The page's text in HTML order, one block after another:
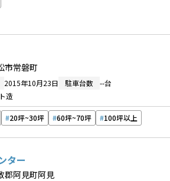
市常磐町
2015年10月23日 駐車台数
--台
造
20坪~30坪 60坪~70坪 100坪以上
ター
郡阿見町阿見